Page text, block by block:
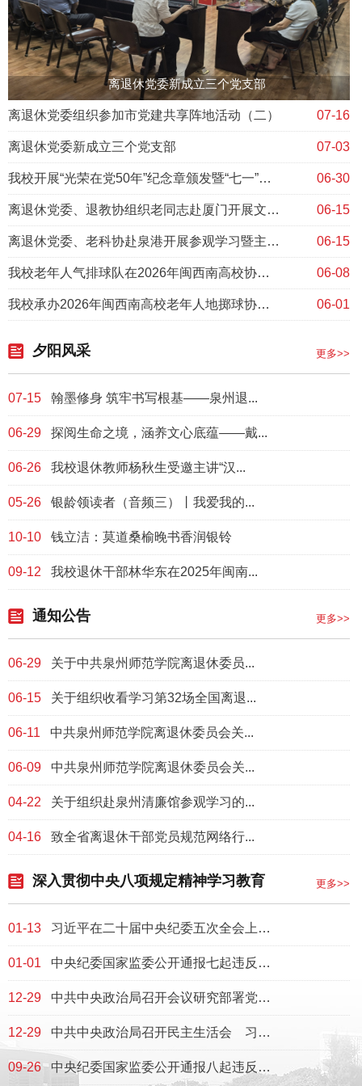
离退休党委新成立三个党支部
离退休党委组织参加市党建共享阵地活动（二） 07-16
离退休党委新成立三个党支部 07-03
我校开展“光荣在党50年”纪念章颁发暨“七一”走访慰问活动 06-30
离退休党委、退教协组织老同志赴厦门开展文化康养活动​ 06-15
离退休党委、老科协赴泉港开展参观学习暨主题党日活动 06-15
我校老年人气排球队在2026年闽西南高校协作赛中喜获佳绩​ 06-08
我校承办2026年闽西南高校老年人地掷球协作赛 06-01
夕阳风采 更多>>
07-15 翰墨修身 筑牢书写根基——泉州退...
06-29 探阅生命之境，涵养文心底蕴——戴...
06-26 我校退休教师杨秋生受邀主讲“汉...
05-26 银龄领读者（音频三）丨我爱我的...
10-10 钱立洁：莫道桑榆晚书香润银铃
09-12 我校退休干部林华东在2025年闽南...
通知公告 更多>>
06-29 关于中共泉州师范学院离退休委员...
06-15 关于组织收看学习第32场全国离退...
06-11 中共泉州师范学院离退休委员会关...
06-09 中共泉州师范学院离退休委员会关...
04-22 关于组织赴泉州清廉馆参观学习的...
04-16 致全省离退休干部党员规范网络行...
深入贯彻中央八项规定精神学习教育 更多>>
01-13 习近平在二十届中央纪委五次全会上发表重要...
01-01 中央纪委国家监委公开通报七起违反中央八项...
12-29 中共中央政治局召开会议研究部署党风廉政建...
12-29 中共中央政治局召开民主生活会 习近平主持...
09-26 中央纪委国家监委公开通报八起违反中央八项...